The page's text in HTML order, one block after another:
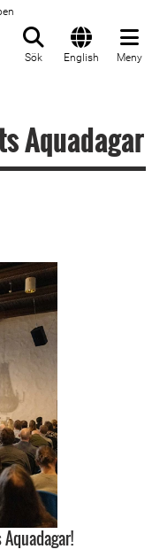
Sök English Meny
Aquadagar